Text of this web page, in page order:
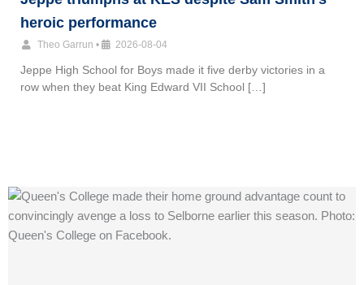
heroic performance
Theo Garrun • 2026-08-04
Jeppe High School for Boys made it five derby victories in a
row when they beat King Edward VII School […]